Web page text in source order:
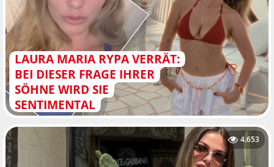
LAURA MARIA RYPA VERRÄT:
BEI DIESER FRAGE IHRER
SÖHNE WIRD SIE
SENTIMENTAL
4.653